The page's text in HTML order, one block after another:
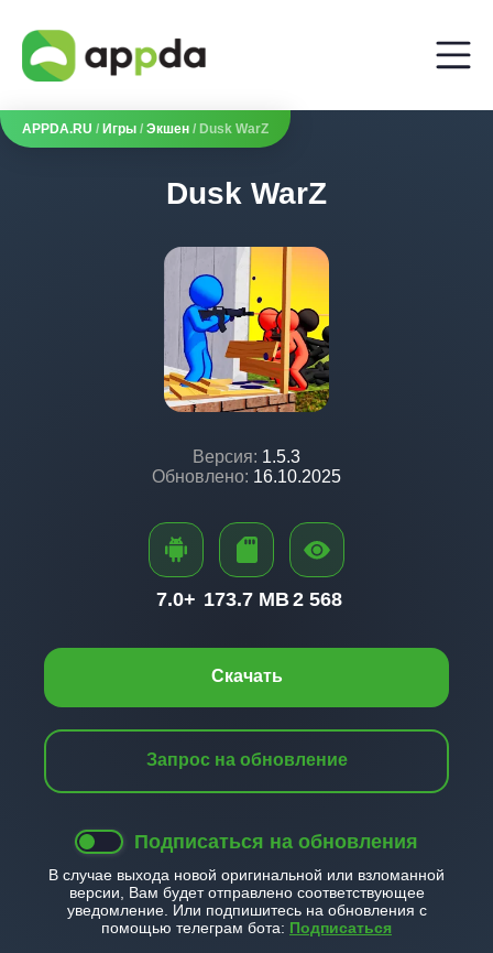
APPDA.RU / Игры / Экшен / Dusk WarZ
Dusk WarZ
Версия: 1.5.3
Обновлено: 16.10.2025
Скачать
Запрос на обновление
Подписаться на обновления
В случае выхода новой оригинальной или взломанной
версии, Вам будет отправлено соответствующее
уведомление. Или подпишитесь на обновления с
помощью телеграм бота: Подписаться
7.0+ 173.7 MB2 568